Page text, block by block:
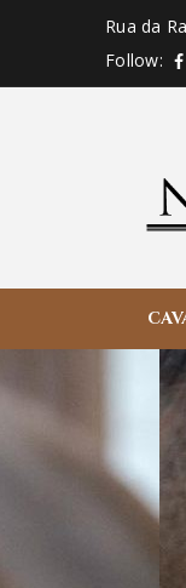
Rua da
Follow: